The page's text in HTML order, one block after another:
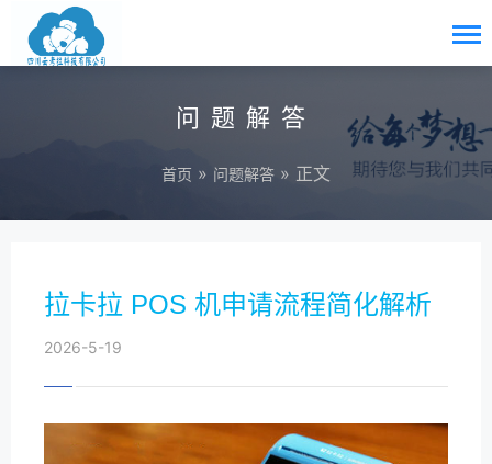
问题解答
首页 » 问题解答 » 正文
拉卡拉 POS 机申请流程简化解析
2026-5-19